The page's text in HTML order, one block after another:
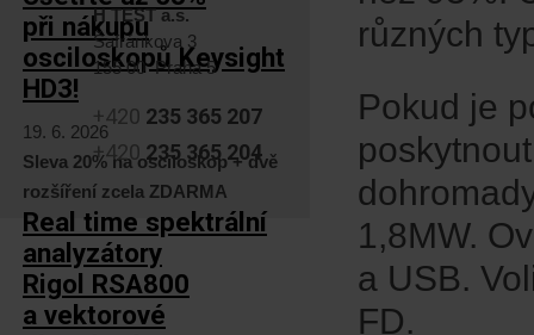
různých
Pokud je
1,8MW.
a USB.
FD.
při nákupu
osciloskopů Keysight
HD3!
19. 6. 2026
Sleva 20% na osciloskop + dvě
rozšíření zcela ZDARMA
Real time spektrální
analyzátory
Rigol RSA800
a vektorové
H TEST a.s.
Šafránkova 3
155 00 Praha 5
+420 235 365 207
+420 235 365 204